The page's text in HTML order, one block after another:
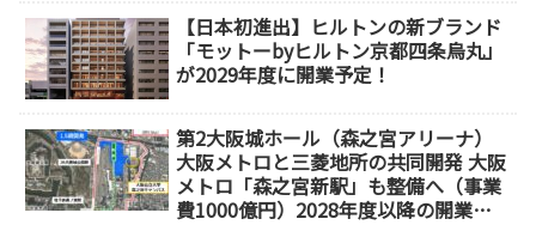
【日本初進出】ヒルトンの新ブランド
「モットーbyヒルトン京都四条烏丸」
が2029年度に開業予定！
第2大阪城ホール（森之宮アリーナ）
大阪メトロと三菱地所の共同開発 大阪
メトロ「森之宮新駅」も整備へ（事業
費1000億円）2028年度以降の開業